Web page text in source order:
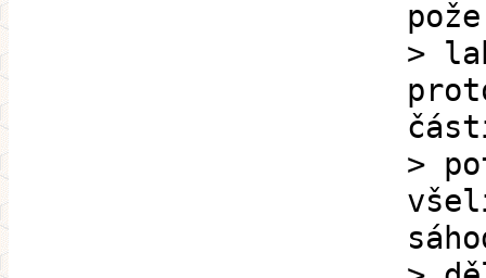
>
>